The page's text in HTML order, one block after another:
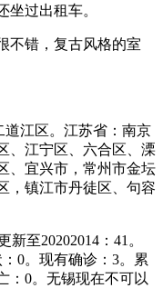
过出租车。
不错，复古风格的室
道江区。江苏省：南京
、江宁区、六合区、溧
、宜兴市，常州市金坛
，镇江市丹徒区、句容
至20202014：41。
0。现有确诊：3。累
：0。无锡现在不可以